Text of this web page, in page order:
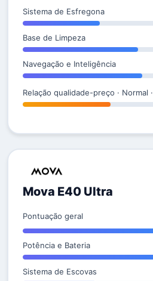
Sistema de Esfregona
Base de Limpeza
Navegação e Inteligência
Relação qualidade-preço · Normal ·
Mova E40 Ultra
Pontuação geral
Potência e Bateria
Sistema de Escovas